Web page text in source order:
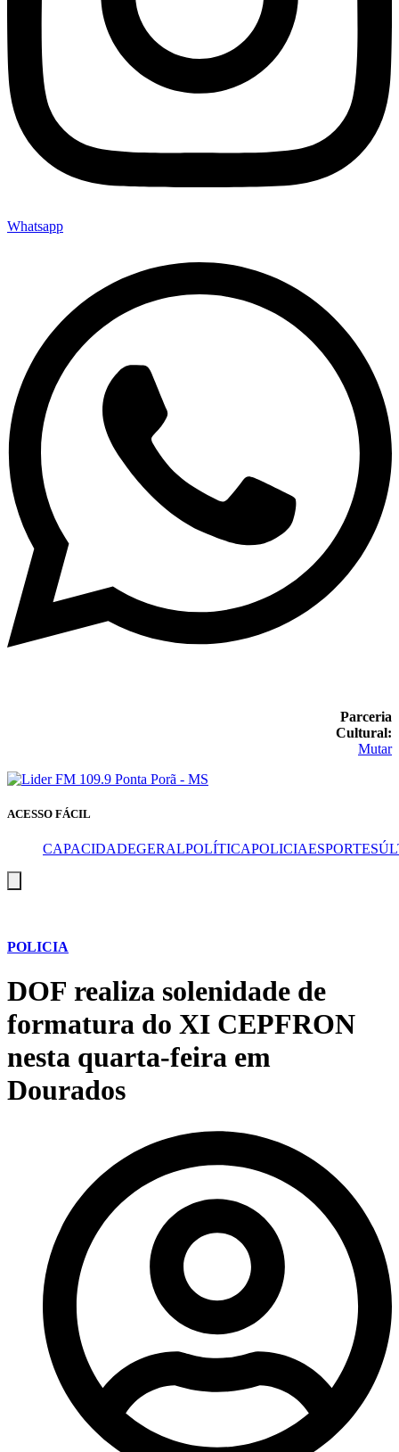
Whatsapp
Parceria
Cultural:
Mutar
ACESSO FÁCIL
CAPACIDADEGERALPOLÍTICAPOLICIAESPORTES
de
POLICIA
DOF realiza solenidade de
formatura do XI CEPFRON
nesta quarta-feira em
Dourados